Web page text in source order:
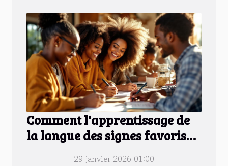
Comment l'apprentissage de
la langue des signes favorise
29 janvier 2026 01:00